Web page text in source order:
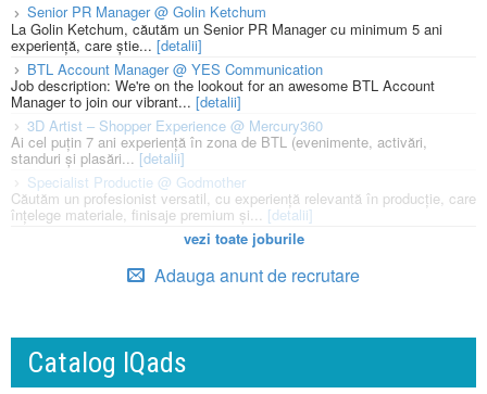
Senior PR Manager @ Golin Ketchum
La Golin Ketchum, căutăm un Senior PR Manager cu minimum 5 ani
experiență, care știe... [detalii]
BTL Account Manager @ YES Communication
Job description: We're on the lookout for an awesome BTL Account
Manager to join our vibrant... [detalii]
3D Artist – Shopper Experience @ Mercury360
Ai cel puțin 7 ani experiență în zona de BTL (evenimente, activări,
standuri și plasări...[detalii]
Specialist Productie @ Godmother
Căutăm un profesionist versatil, cu experiență relevantă în producție, care
înțelege materiale, finisaje premium și... [detalii]
vezi toate joburile
Adauga anunt de recrutare
Catalog IQads